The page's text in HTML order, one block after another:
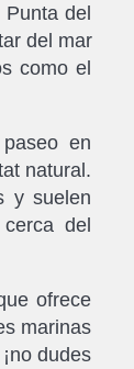
del
del mar
como el
en
natural.
y suelen
del
ofrece
marinas
dudes